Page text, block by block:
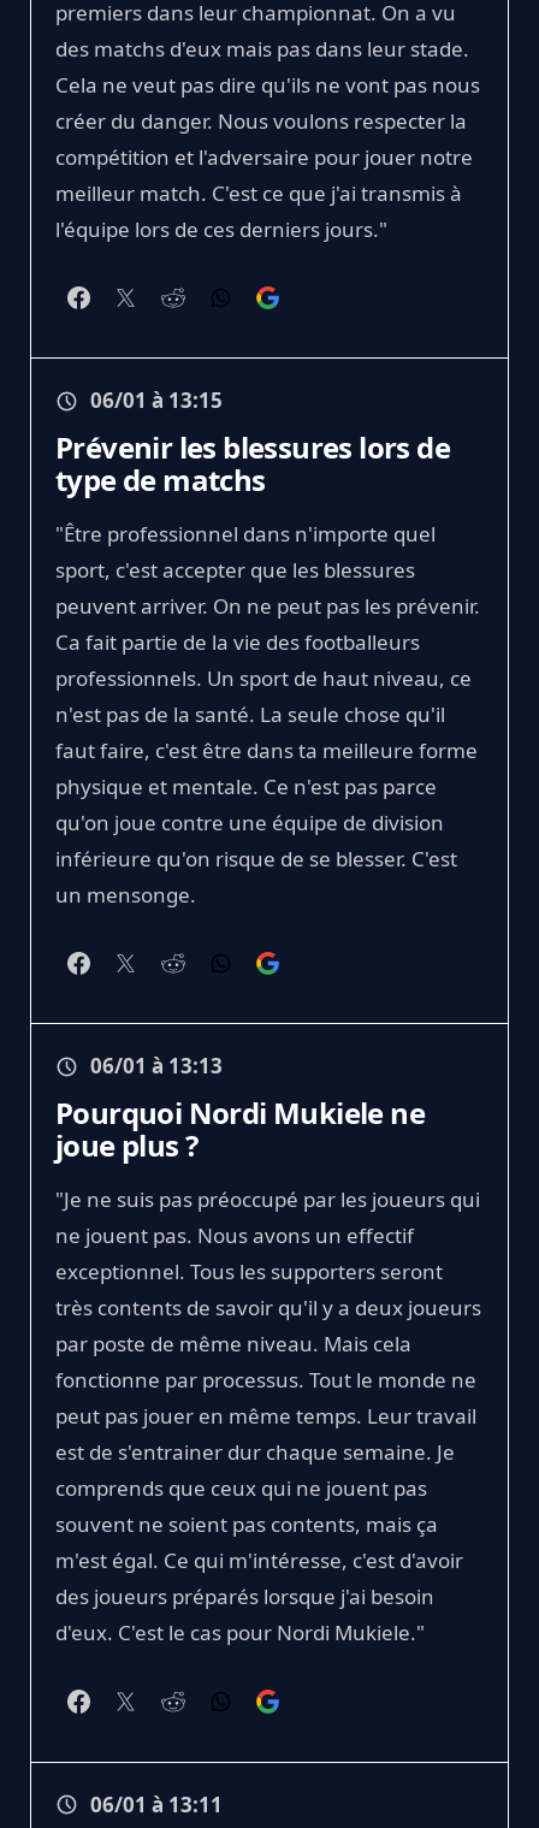
premiers dans leur championnat. On a vu
des matchs d'eux mais pas dans leur stade.
Cela ne veut pas dire qu'ils ne vont pas nous
créer du danger. Nous voulons respecter la
compétition et l'adversaire pour jouer notre
meilleur match. C'est ce que j'ai transmis à
l'équipe lors de ces derniers jours."
06/01 à 13:15
Prévenir les blessures lors de
type de matchs
"Être professionnel dans n'importe quel
sport, c'est accepter que les blessures
peuvent arriver. On ne peut pas les prévenir.
Ca fait partie de la vie des footballeurs
professionnels. Un sport de haut niveau, ce
n'est pas de la santé. La seule chose qu'il
faut faire, c'est être dans ta meilleure forme
physique et mentale. Ce n'est pas parce
qu'on joue contre une équipe de division
inférieure qu'on risque de se blesser. C'est
un mensonge.
06/01 à 13:13
Pourquoi Nordi Mukiele ne
joue plus ?
"Je ne suis pas préoccupé par les joueurs qui
ne jouent pas. Nous avons un effectif
exceptionnel. Tous les supporters seront
très contents de savoir qu'il y a deux joueurs
par poste de même niveau. Mais cela
fonctionne par processus. Tout le monde ne
peut pas jouer en même temps. Leur travail
est de s'entrainer dur chaque semaine. Je
comprends que ceux qui ne jouent pas
souvent ne soient pas contents, mais ça
m'est égal. Ce qui m'intéresse, c'est d'avoir
des joueurs préparés lorsque j'ai besoin
d'eux. C'est le cas pour Nordi Mukiele."
06/01 à 13:11